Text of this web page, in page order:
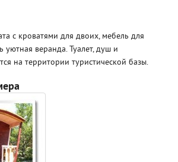
с кроватями для двоих, мебель для
уютная веранда. Туалет, душ и
на территории туристической базы.